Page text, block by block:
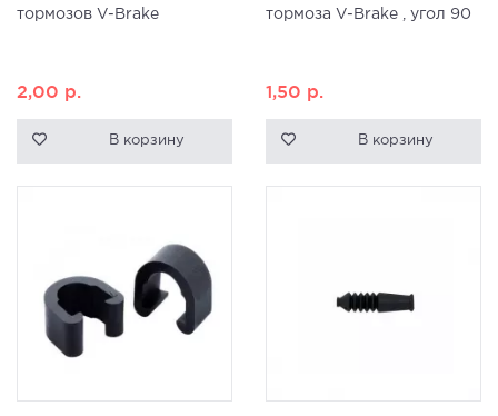
тормозов V-Brake
2,00 р.
В корзину
тормоза V-Brake , угол 90
1,50 р.
В корзину